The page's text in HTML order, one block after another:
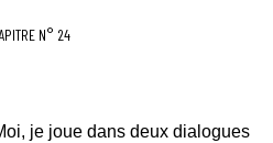
N° 24
je joue dans deux dialogues